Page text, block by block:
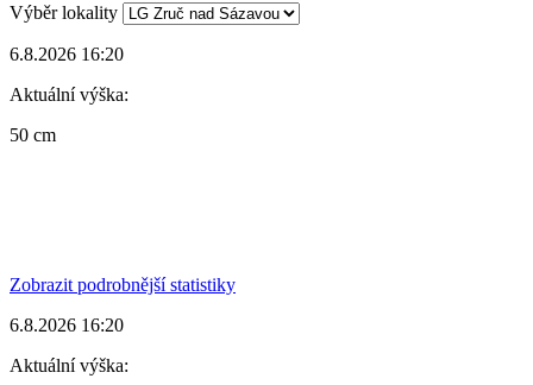
Výběr lokality
6.8.2026 16:20
Aktuální výška:
50 cm
Zobrazit podrobnější statistiky
6.8.2026 16:20
Aktuální výška: